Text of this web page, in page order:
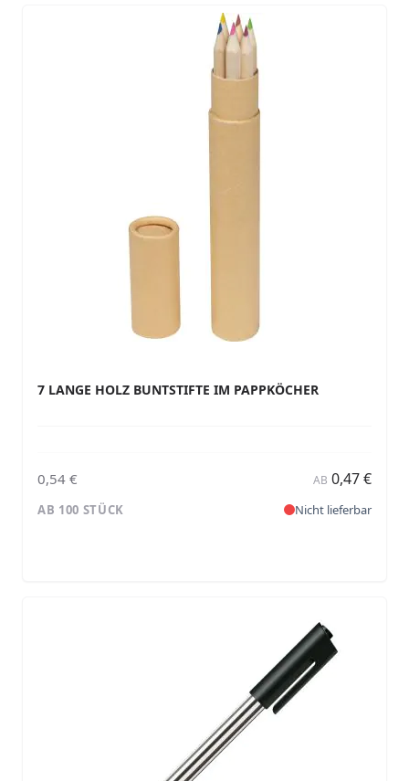
7 LANGE HOLZ BUNTSTIFTE IM PAPPKÖCHER
0,54 € AB 0,47 €
AB 100 STÜCK Nicht lieferbar